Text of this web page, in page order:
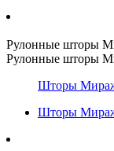
Рулонные шторы
Рулонные шторы
Шторы
Шторы